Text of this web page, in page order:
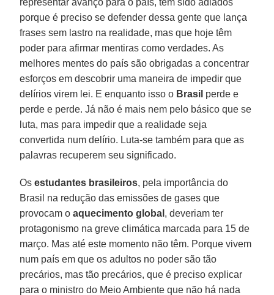
porque é preciso se defender dessa gente que lança
frases sem lastro na realidade, mas que hoje têm
poder para afirmar mentiras como verdades. As
melhores mentes do país são obrigadas a concentrar
esforços em descobrir uma maneira de impedir que
delírios virem lei. E enquanto isso o Brasil perde e
perde e perde. Já não é mais nem pelo básico que se
luta, mas para impedir que a realidade seja
convertida num delírio. Luta-se também para que as
palavras recuperem seu significado.
Osestudantes brasileiros, pela importância do
Brasil na redução das emissões de gases que
provocam oaquecimento global , deveriam ter
protagonismo na greve climática marcada para 15 de
março. Mas até este momento não têm. Porque vivem
num país em que os adultos no poder são tão
precários, mas tão precários, que é preciso explicar
para o ministro do Meio Ambiente que não há nada